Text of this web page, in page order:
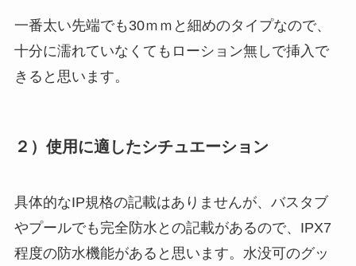
一番太い先端でも30ｍｍと細めのタイプなので、
十分に濡れていなくてもローション無しで挿入で
きると思います。
２）使用に適したシチュエーション
具体的なIP規格の記載はありませんが、バスタブ
やプールでも完全防水との記載があるので、IPX7
程度の防水機能があると思います。水没可のグッ